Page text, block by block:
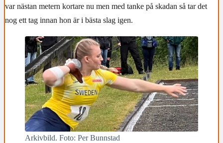
var nästan metern kortare nu men med tanke på skadan så tar det
nog ett tag innan hon är i bästa slag igen.
Arkivbild. Foto: Per Bunnstad